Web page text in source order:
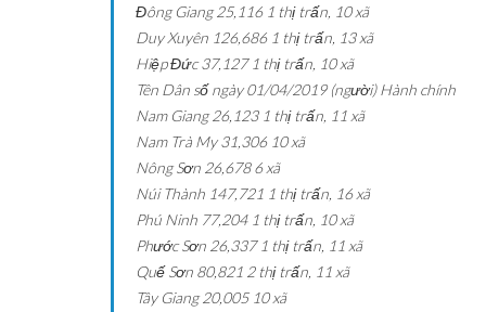
Đông Giang 25,116 1 thị trấn, 10 xã
Duy Xuyên 126,686 1 thị trấn, 13 xã
Hiệp Đức 37,127 1 thị trấn, 10 xã
Tên Dân số ngày 01/04/2019 (người) Hành chính
Nam Giang 26,123 1 thị trấn, 11 xã
Nam Trà My 31,306 10 xã
Nông Sơn 26,678 6 xã
Núi Thành 147,721 1 thị trấn, 16 xã
Phú Ninh 77,204 1 thị trấn, 10 xã
Phước Sơn 26,337 1 thị trấn, 11 xã
Quế Sơn 80,821 2 thị trấn, 11 xã
Tây Giang 20,005 10 xã